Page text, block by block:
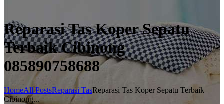
Reparasi Tas Koper Sepatu
Terbaik Cibinong
085890758688
HomeAll PostsReparasi TasReparasi Tas Koper Sepatu Terbaik
Cibinong...